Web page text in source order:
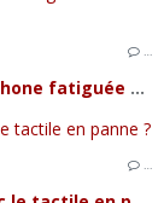
…
Comment diagnostiquer une batterie d'iPhone fatiguée et quand la remplacer ?
…